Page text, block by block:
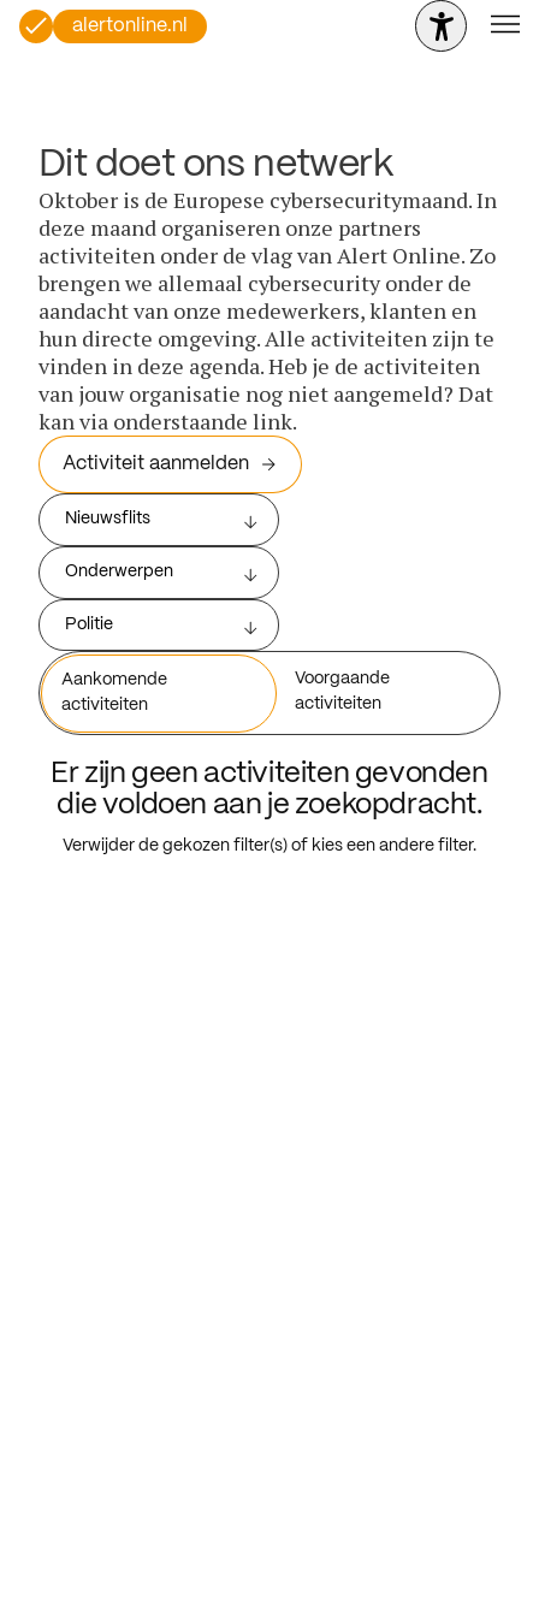
alertonline.nl
Dit doet ons netwerk
Oktober is de Europese cybersecuritymaand. In
deze maand organiseren onze partners
activiteiten onder de vlag van Alert Online. Zo
brengen we allemaal cybersecurity onder de
aandacht van onze medewerkers, klanten en
hun directe omgeving. Alle activiteiten zijn te
vinden in deze agenda. Heb je de activiteiten
van jouw organisatie nog niet aangemeld? Dat
kan via onderstaande link.
Activiteit aanmelden
Nieuwsflits
Onderwerpen
Politie
Aankomende
activiteiten
Voorgaande
activiteiten
Er zijn geen activiteiten gevonden
die voldoen aan je zoekopdracht.
Verwijder de gekozen filter(s) of kies een andere filter.